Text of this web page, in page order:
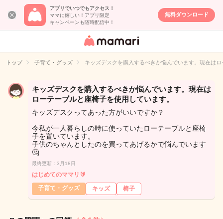
アプリでいつでもアクセス！
ママに嬉しい！アプリ限定
キャンペーンも随時配信中！
無料ダウンロード
女性専用匿名QA
イト
トップ 子育て・グッズ キッズデスクを購入するべきか悩んでいます。現在は
キッズデスクを購入するべきか悩んでいます。現在は
ローテーブルと座椅子を使用しています。
キッズデスクってあった方がいいですか？
今私が一人暮らしの時に使っていたローテーブルと座椅
子を置いています。
子供のちゃんとしたのを買ってあげるかで悩んでいます
🤔
最終更新：3月18日
はじめてのママリ🔰
子育て・グッズ
キッズ 椅子